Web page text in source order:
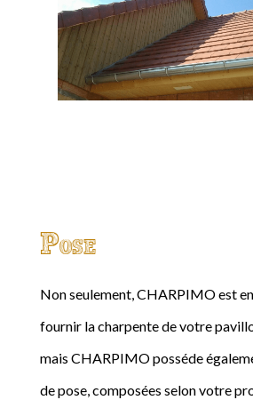
Pose
Non seulement, CHARPIMO est
fournir la charpente de votre
mais CHARPIMO posséde
de pose, composées selon votre